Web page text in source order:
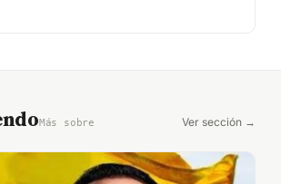
Más sobre Ver sección →